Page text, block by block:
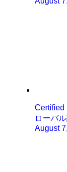
Certified
ローバ
August